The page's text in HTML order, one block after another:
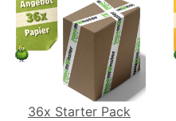
36x Starter Pack